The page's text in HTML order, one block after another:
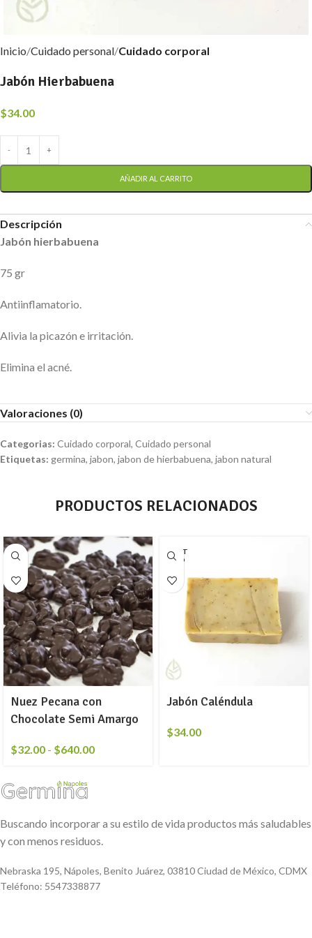
Inicio Cuidado personal Cuidado corporal
Jabón Hierbabuena
$34.00
AÑADIR AL CARRITO
Descripción
Jabón hierbabuena
75 gr
Antiinflamatorio.
Alivia la picazón e irritación.
Elimina el acné.
Valoraciones (0)
Categorias: Cuidado corporal, Cuidado personal
Etiquetas: germina, jabon, jabon de hierbabuena, jabon natural
PRODUCTOS RELACIONADOS
Nuez Pecana con
Chocolate Semi Amargo
$32.00 - $640.00
AGOT
ADO
Jabón Caléndula
$34.00
Buscando incorporar a su estilo de vida productos más saludables
y con menos residuos.
Nebraska 195, Nápoles, Benito Juárez, 03810 Ciudad de México, CDMX
Teléfono: 5547338877